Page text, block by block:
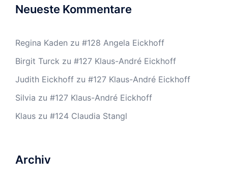
Neueste Kommentare
Regina Kaden zu #128 Angela Eickhoff
Birgit Turck zu #127 Klaus-André Eickhoff
Judith Eickhoff zu #127 Klaus-André Eickhoff
Silvia zu #127 Klaus-André Eickhoff
Klaus zu #124 Claudia Stangl
Archiv